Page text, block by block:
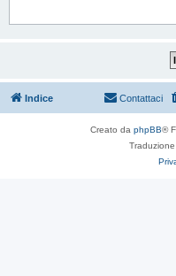
Indice Contattaci
Creato da phpBB®